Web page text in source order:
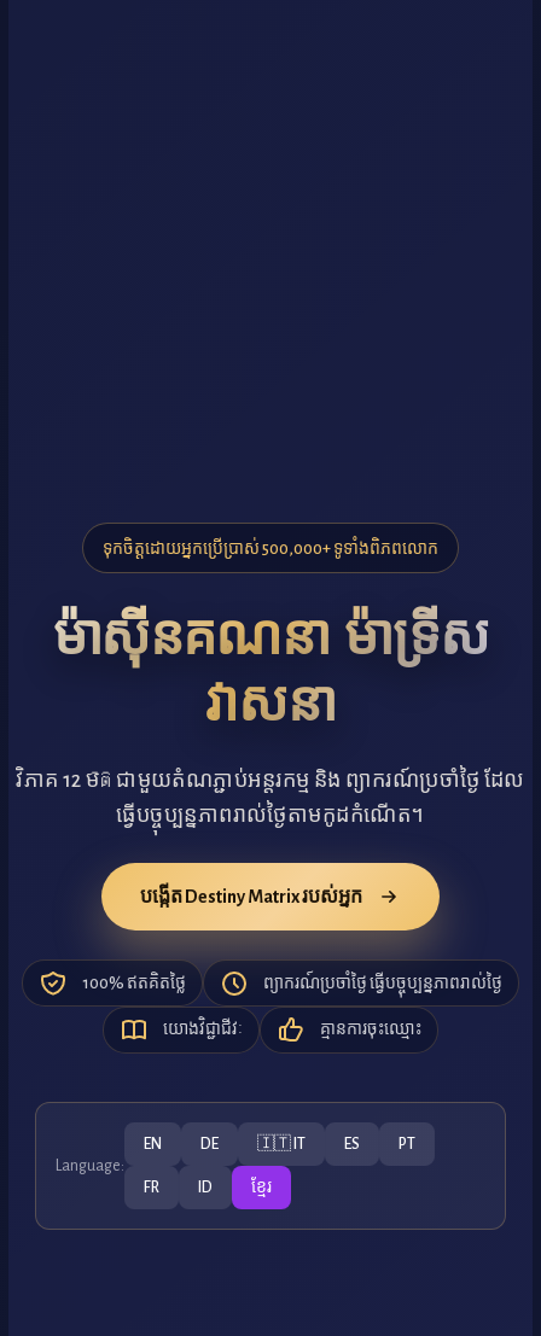
ទុកចិត្តដោយអ្នកប្រើប្រាស់ 500,000+ ទូទាំងពិភពលោក
ម៉ាស៊ីនគណនា ម៉ាទ្រីស
វាសនា
វិភាគ 12 មิติ ជាមួយតំណភ្ជាប់អន្តរកម្ម និង ព្យាករណ៍ប្រចាំថ្ងៃ ដែល
ធ្វើបច្ចុប្បន្នភាពរាល់ថ្ងៃតាមកូដកំណើត។
បង្កើត Destiny Matrix របស់អ្នក
100% ឥតគិតថ្លៃ ព្យាករណ៍ប្រចាំថ្ងៃ ធ្វើបច្ចុប្បន្នភាពរាល់ថ្ងៃ
យោងវិជ្ជាជីវៈ គ្មានការចុះឈ្មោះ
Language:
EN DE 🇮🇹 IT ES PT
FR ID ខ្មែរ